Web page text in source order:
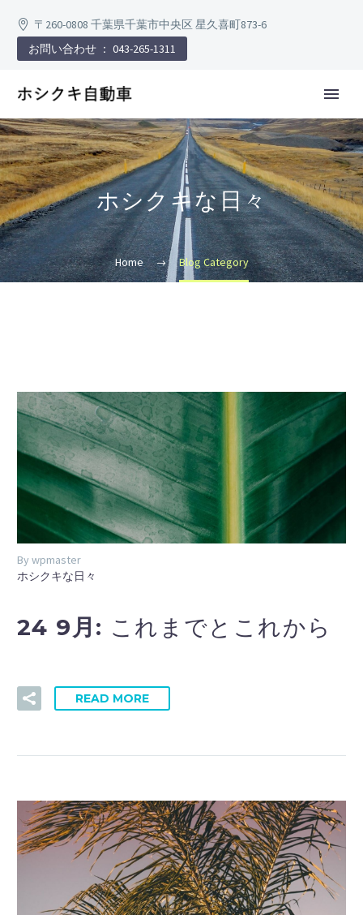
〒260-0808 千葉県千葉市中央区 星久喜町873-6
お問い合わせ ： 043-265-1311
ホシクキな日々
Home Blog Category
By wpmaster
ホシクキな日々
24 9月: これまでとこれから
READ MORE